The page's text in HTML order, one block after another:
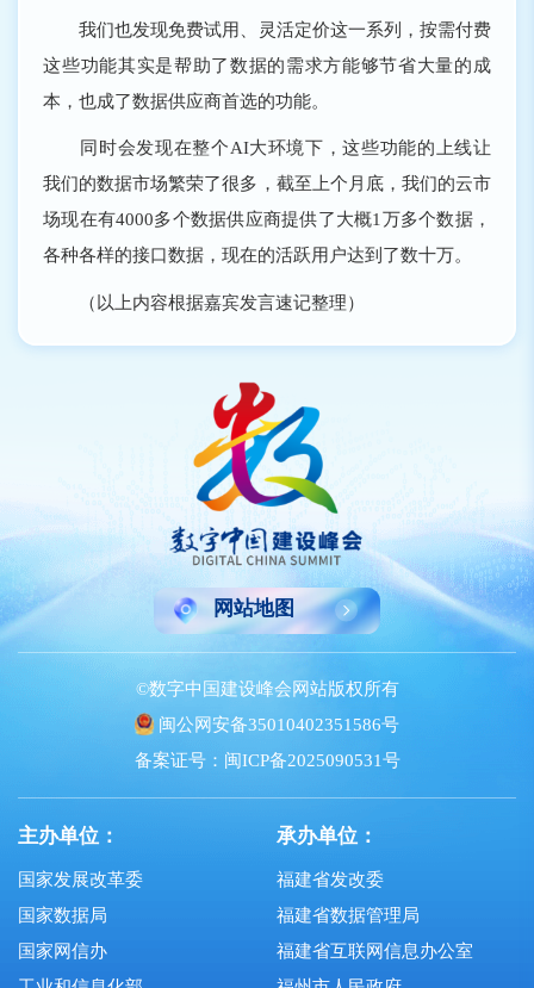
我们也发现免费试用、灵活定价这一系列，按需付费
这些功能其实是帮助了数据的需求方能够节省大量的成
本，也成了数据供应商首选的功能。
同时会发现在整个AI大环境下，这些功能的上线让
我们的数据市场繁荣了很多，截至上个月底，我们的云市
场现在有4000多个数据供应商提供了大概1万多个数据，
各种各样的接口数据，现在的活跃用户达到了数十万。
（以上内容根据嘉宾发言速记整理）
网站地图
©数字中国建设峰会网站版权所有
闽公网安备35010402351586号
备案证号：闽ICP备2025090531号
主办单位：
国家发展改革委
国家数据局
国家网信办
承办单位：
福建省发改委
福建省数据管理局
福建省互联网信息办公室